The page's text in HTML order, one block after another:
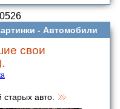
- Автомобили
свои
авто.